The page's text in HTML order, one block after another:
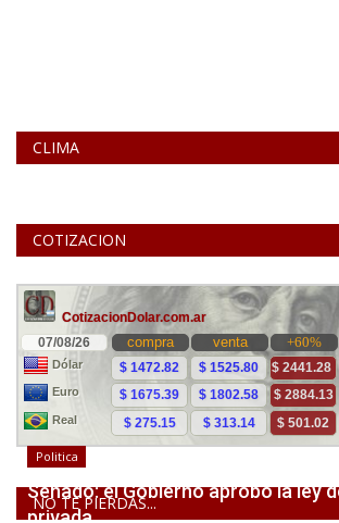
CLIMA
COTIZACION
NO TE PIERDAS...
Politica
Senado: el Gobierno aprobó la ley
privada,...